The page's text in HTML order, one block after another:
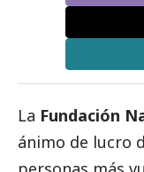
La Fundación
ánimo de lucro